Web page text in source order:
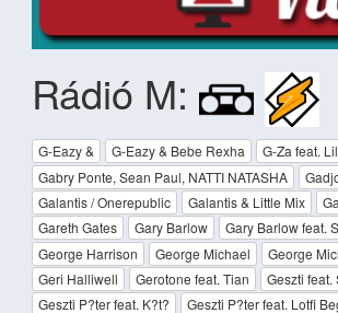
Rádió M:
G-Eazy & G-Eazy & Bebe Rexha G-Za feat.
Gabry Ponte, Sean Paul, NATTI NATASHA
Galantis / Onerepublic
Galantis & Little Mix
Gareth Gates
Gary Barlow Gary Barlow feat.
George Harrison
George Michael George
Geri Halliwell
Gerotone feat. Tian Geszti feat.
Geszti P?ter feat. K?t?
Geszti P?ter feat. Lotfi